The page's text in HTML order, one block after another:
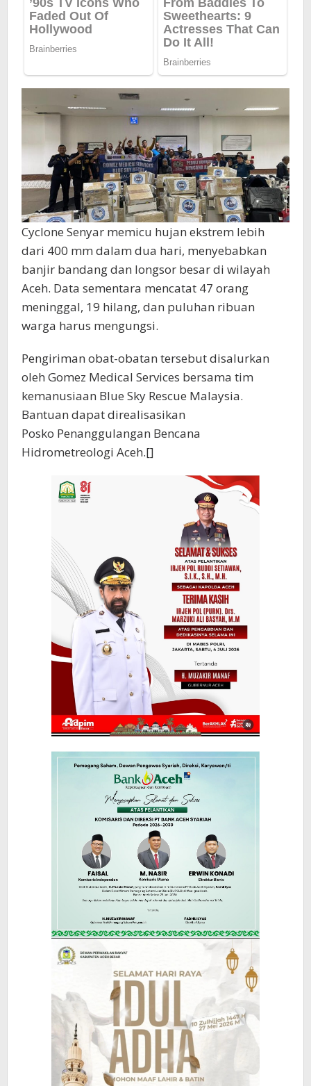
Cyclone Senyar memicu hujan ekstrem lebih
dari 400 mm dalam dua hari, menyebabkan
banjir bandang dan longsor besar di wilayah
Aceh. Data sementara mencatat 47 orang
meninggal, 19 hilang, dan puluhan ribuan
warga harus mengungsi.
Pengiriman obat-obatan tersebut disalurkan
oleh Gomez Medical Services bersama tim
kemanusiaan Blue Sky Rescue Malaysia.
Bantuan dapat direalisasikan
Posko Penanggulangan Bencana
Hidrometreologi Aceh.[]